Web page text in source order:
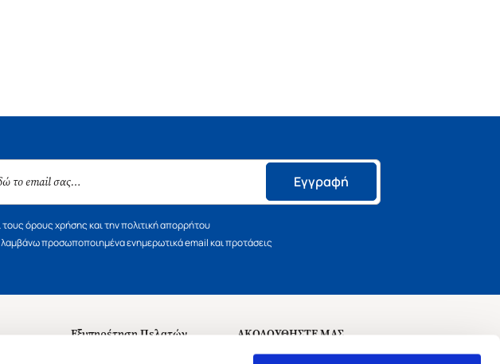
Εγγραφή
όρους χρήσης και την πολιτική απορρήτου
προσωποποιημένα ενημερωτικά email και προτάσεις
Εξυπηρέτηση Πελατών
ΑΚΟΛΟΥΘΗΣΤΕ ΜΑΣ